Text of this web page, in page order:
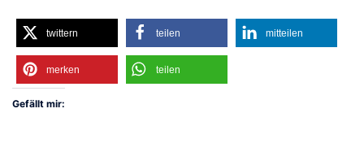
twittern teilen mitteilen
merken teilen
Gefällt mir: